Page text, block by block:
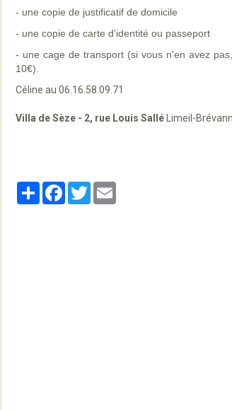
- une copie de justificatif de domicile
- une copie de carte d'identité ou passeport
- une cage de transport (si vous n'en avez
10€).
Céline au 06.16.58.09.71
Villa de Sèze - 2, rue Louis Sallé Limeil-
PartagerFacebook
Twitter